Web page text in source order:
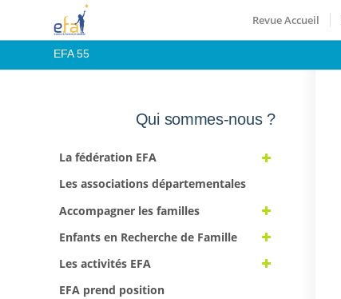
Revue Accueil
EFA 55
Qui sommes-nous ?
La fédération EFA
Les associations départementales
Accompagner les familles
Enfants en Recherche de Famille
Les activités EFA
EFA prend position